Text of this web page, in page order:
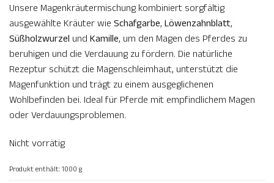
Unsere Magenkräutermischung kombiniert sorgfältig
ausgewählte Kräuter wie Schafgarbe, Löwenzahnblatt,
Süßholzwurzel und Kamille, um den Magen des Pferdes zu
beruhigen und die Verdauung zu fördern. Die natürliche
Rezeptur schützt die Magenschleimhaut, unterstützt die
Magenfunktion und trägt zu einem ausgeglichenen
Wohlbefinden bei. Ideal für Pferde mit empfindlichem Magen
oder Verdauungsproblemen.
Nicht vorrätig
Produkt enthält: 1000 g